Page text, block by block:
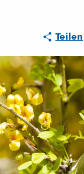
Teilen